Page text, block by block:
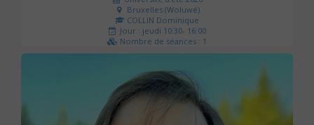
Bruxelles (Woluwé)
COLLIN Dominique
Jour : jeudi 10:30- 16:00
Nombre de séances : 1
40 €